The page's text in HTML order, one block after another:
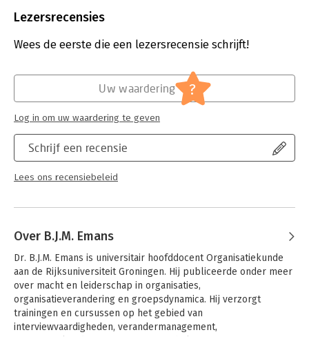
De auteur heeft de laatste ontwikkelingen en inzichten
Aantal pagina's:
Druk:
1
Lezersrecensies
Wees de eerste die een lezersrecensie schrijft!
Schrijf een recensie
Lees ons recensiebeleid
Uw waardering ?
Log in om uw waardering te geven
Over B.J.M. Emans
Dr. B.J.M. Emans is universitair hoofddocent Organisatiekunde
aan de Rijksuniversiteit Groningen. Hij publiceerde onder meer
over macht en leiderschap in organisaties,
organisatieverandering en groepsdynamica. Hij verzorgt
trainingen en cursussen op het gebied van
interviewvaardigheden, verandermanagement,